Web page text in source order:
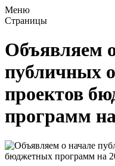
Меню
Страницы
Объявляем
публичных
проектов
программ на